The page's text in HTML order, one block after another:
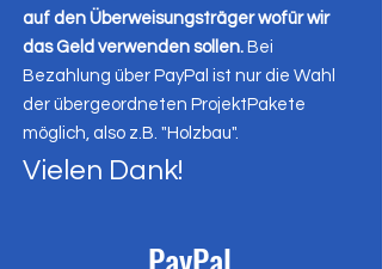
auf den Überweisungsträger wofür wir
das Geld verwenden sollen. Bei
Bezahlung über PayPal ist nur die Wahl
der übergeordneten ProjektPakete
möglich, also z.B. "Holzbau".
Vielen Dank!